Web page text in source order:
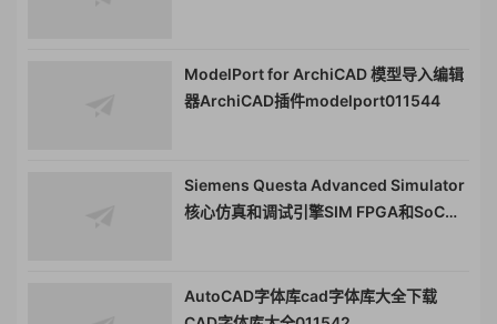
ModelPort for ArchiCAD 模型导入编辑
器ArchiCAD插件modelport011544
Siemens Questa Advanced Simulator
核心仿真和调试引擎SIM FPGA和SoC芯
AutoCAD字体库cad字体库大全下载